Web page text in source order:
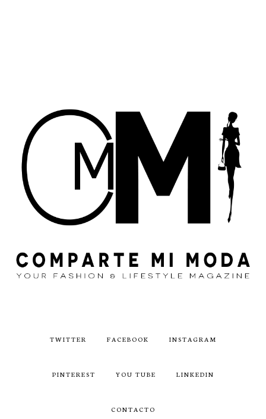
TWITTER FACEBOOK INSTAGRAM
PINTEREST YOU TUBE LINKEDIN
CONTACTO